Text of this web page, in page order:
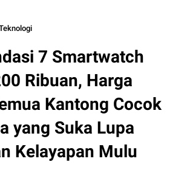
7 Smartwatch
Ribuan, Harga
Kantong Cocok
yang Suka Lupa
Kelayapan Mulu